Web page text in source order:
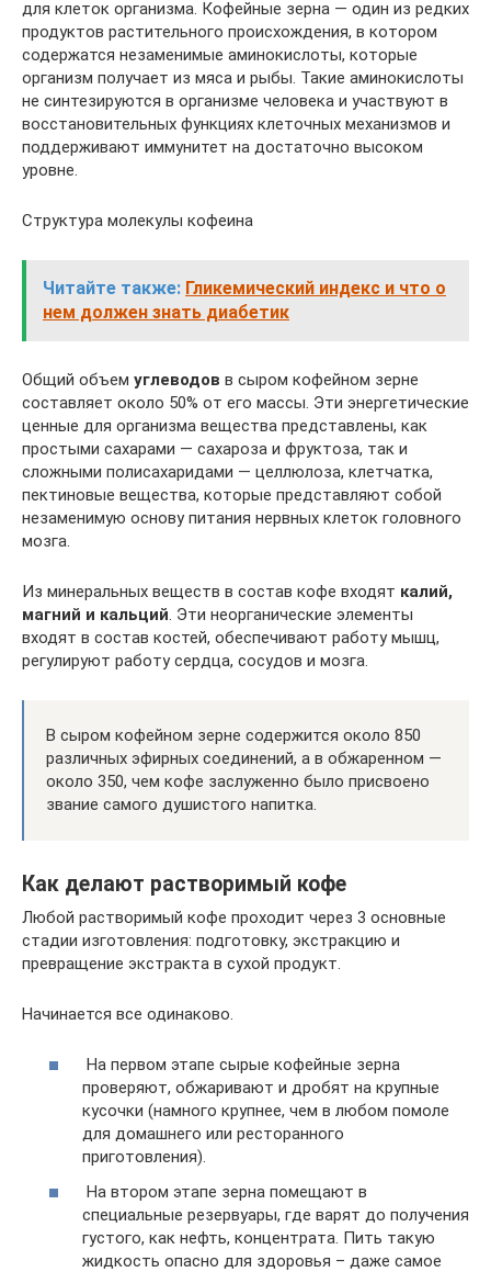
для клеток организма. Кофейные зерна — один из редких
продуктов растительного происхождения, в котором
содержатся незаменимые аминокислоты, которые
организм получает из мяса и рыбы. Такие аминокислоты
не синтезируются в организме человека и участвуют в
восстановительных функциях клеточных механизмов и
поддерживают иммунитет на достаточно высоком
уровне.
Структура молекулы кофеина
Читайте также: Гликемический индекс и что о
нем должен знать диабетик
Общий объем углеводов в сыром кофейном зерне
составляет около 50% от его массы. Эти энергетические
ценные для организма вещества представлены, как
простыми сахарами — сахароза и фруктоза, так и
сложными полисахаридами — целлюлоза, клетчатка,
пектиновые вещества, которые представляют собой
незаменимую основу питания нервных клеток головного
мозга.
Из минеральных веществ в состав кофе входят калий,
магний и кальций . Эти неорганические элементы
входят в состав костей, обеспечивают работу мышц,
регулируют работу сердца, сосудов и мозга.
В сыром кофейном зерне содержится около 850
различных эфирных соединений, а в обжаренном —
около 350, чем кофе заслуженно было присвоено
звание самого душистого напитка.
Как делают растворимый кофе
Любой растворимый кофе проходит через 3 основные
стадии изготовления: подготовку, экстракцию и
превращение экстракта в сухой продукт.
Начинается все одинаково.
На первом этапе сырые кофейные зерна
проверяют, обжаривают и дробят на крупные
кусочки (намного крупнее, чем в любом помоле
для домашнего или ресторанного
приготовления).
На втором этапе зерна помещают в
специальные резервуары, где варят до получения
густого, как нефть, концентрата. Пить такую
жидкость опасно для здоровья – даже самое